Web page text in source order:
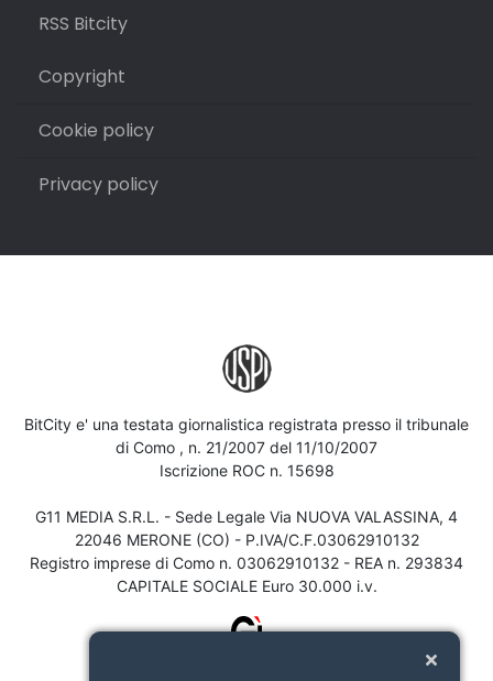
RSS Bitcity
Copyright
Cookie policy
Privacy policy
BitCity e' una testata giornalistica registrata presso il tribunale
di Como , n. 21/2007 del 11/10/2007
Iscrizione ROC n. 15698
G11 MEDIA S.R.L. - Sede Legale Via NUOVA VALASSINA, 4
22046 MERONE (CO) - P.IVA/C.F.03062910132
Registro imprese di Como n. 03062910132 - REA n. 293834
CAPITALE SOCIALE Euro 30.000 i.v.